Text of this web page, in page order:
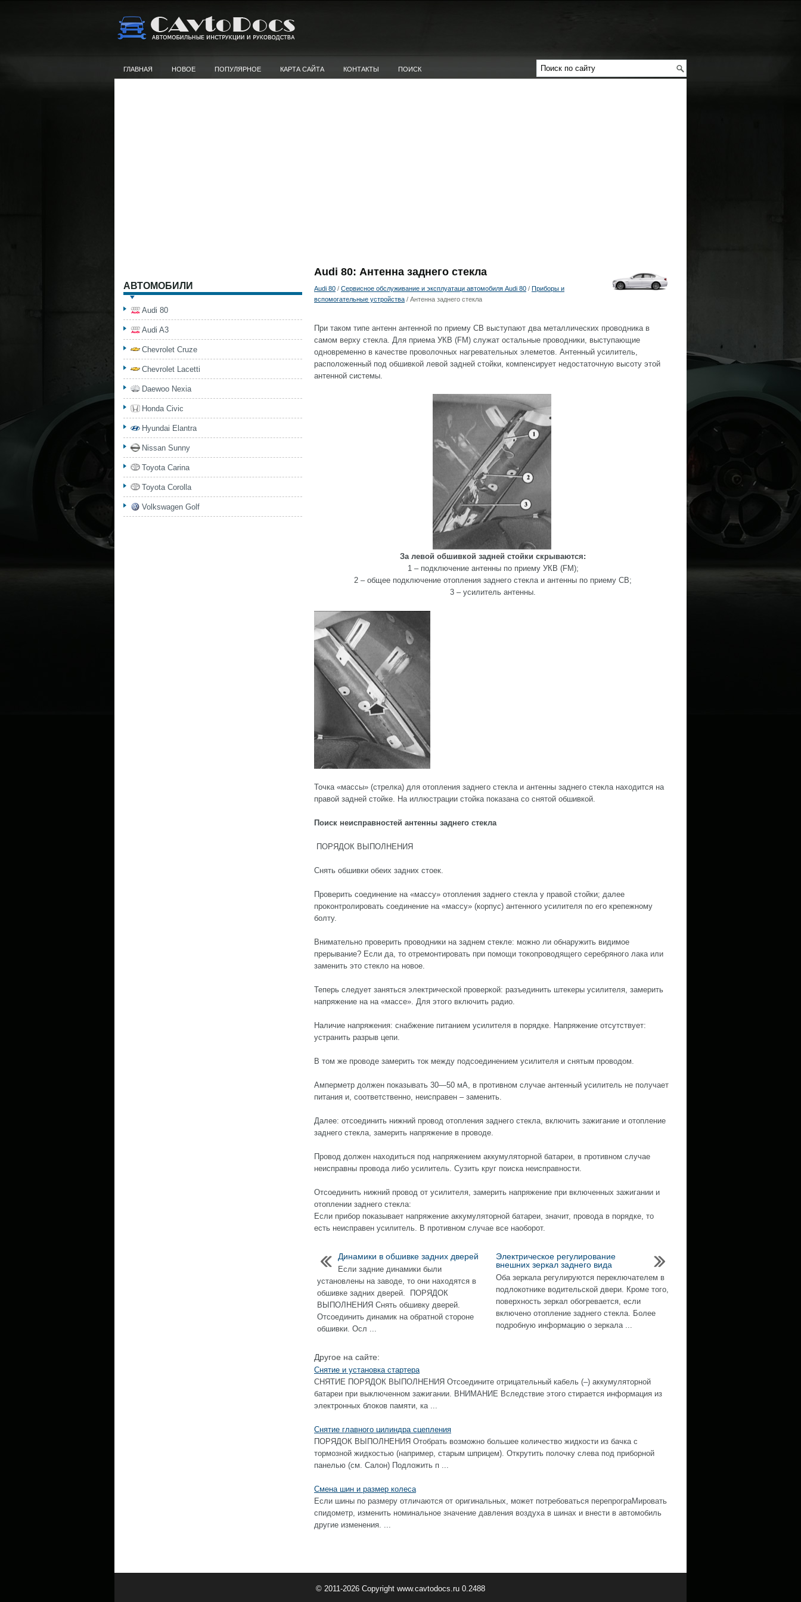
ГЛАВНАЯ НОВОЕ ПОПУЛЯРНОЕ КАРТА САЙТА КОНТАКТЫ ПОИСК
Audi 80: Антенна заднего стекла
Audi 80 / Сервисное обслуживание и эксплуатаци автомобиля Audi 80 / Приборы и
вспомогательные устройства / Антенна заднего стекла
При таком типе антенн антенной по приему СВ выступают два металлических проводника в
самом верху стекла. Для приема УКВ (FM) служат остальные проводники, выступающие
одновременно в качестве проволочных нагревательных элеметов. Антенный усилитель,
расположенный под обшивкой левой задней стойки, компенсирует недостаточную высоту этой
антенной системы.
За левой обшивкой задней стойки скрываются:
1 – подключение антенны по приему УКВ (FM);
2 – общее подключение отопления заднего стекла и антенны по приему СВ;
3 – усилитель антенны.
Точка «массы» (стрелка) для отопления заднего стекла и антенны заднего стекла находится на
правой задней стойке. На иллюстрации стойка показана со снятой обшивкой.
Поиск неисправностей антенны заднего стекла
ПОРЯДОК ВЫПОЛНЕНИЯ
Снять обшивки обеих задних стоек.
Проверить соединение на «массу» отопления заднего стекла у правой стойки; далее
проконтролировать соединение на «массу» (корпус) антенного усилителя по его крепежному
болту.
Внимательно проверить проводники на заднем стекле: можно ли обнаружить видимое
прерывание? Если да, то отремонтировать при помощи токопроводящего серебряного лака или
заменить это стекло на новое.
Теперь следует заняться электрической проверкой: разъединить штекеры усилителя, замерить
напряжение на на «массе». Для этого включить радио.
Наличие напряжения: снабжение питанием усилителя в порядке. Напряжение отсутствует:
устранить разрыв цепи.
В том же проводе замерить ток между подсоединением усилителя и снятым проводом.
Амперметр должен показывать 30—50 мА, в противном случае антенный усилитель не получает
питания и, соответственно, неисправен – заменить.
Далее: отсоединить нижний провод отопления заднего стекла, включить зажигание и отопление
заднего стекла, замерить напряжение в проводе.
Провод должен находиться под напряжением аккумуляторной батареи, в противном случае
неисправны провода либо усилитель. Сузить круг поиска неисправности.
Отсоединить нижний провод от усилителя, замерить напряжение при включенных зажигании и
отоплении заднего стекла:
Если прибор показывает напряжение аккумуляторной батареи, значит, провода в порядке, то
есть неисправен усилитель. В противном случае все наоборот.
Динамики в обшивке задних дверей
Если задние динамики были
установлены на заводе, то они находятся в
обшивке задних дверей. ПОРЯДОК
ВЫПОЛНЕНИЯ Снять обшивку дверей.
Отсоединить динамик на обратной стороне
обшивки. Осл ...
Электрическое регулирование
внешних зеркал заднего вида
Оба зеркала регулируются переключателем в
подлокотнике водительской двери. Кроме того,
поверхность зеркал обогревается, если
включено отопление заднего стекла. Более
подробную информацию о зеркала ...
Другое на сайте:
Снятие и установка стартера
СНЯТИЕ ПОРЯДОК ВЫПОЛНЕНИЯ Отсоедините отрицательный кабель (–) аккумуляторной
батареи при выключенном зажигании. ВНИМАНИЕ Вследствие этого стирается информация из
электронных блоков памяти, ка ...
Снятие главного цилиндра сцепления
ПОРЯДОК ВЫПОЛНЕНИЯ Отобрать возможно большее количество жидкости из бачка с
тормозной жидкостью (например, старым шприцем). Открутить полочку слева под приборной
панелью (см. Салон) Подложить п ...
Смена шин и размер колеса
Если шины по размеру отличаются от оригинальных, может потребоваться перепрограМировать
спидометр, изменить номинальное значение давления воздуха в шинах и внести в автомобиль
другие изменения. ...
АВТОМОБИЛИ
Audi 80
Audi A3
Chevrolet Cruze
Chevrolet Lacetti
Daewoo Nexia
Honda Civic
Hyundai Elantra
Nissan Sunny
Toyota Carina
Toyota Corolla
Volkswagen Golf
© 2011-2026 Copyright www.cavtodocs.ru 0.2488